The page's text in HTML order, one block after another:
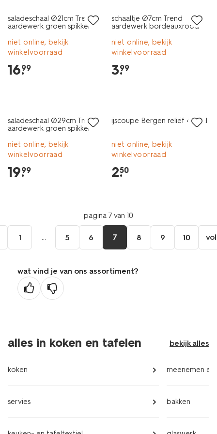
saladeschaal Ø21cm Trend
aardewerk groen spikkel
niet online, bekijk
winkelvoorraad
16.
99
schaaltje Ø7cm Trend
aardewerk bordeauxrood
niet online, bekijk
winkelvoorraad
3.
99
saladeschaal Ø29cm Trend
aardewerk groen spikkel
niet online, bekijk
winkelvoorraad
19.
99
ijscoupe Bergen reliëf 450ml
niet online, bekijk
winkelvoorraad
2.
50
pagina 7 van 10
1 ... 5 6 7 8 9 10
wat vind je van ons assortiment?
alles in koken en tafelen bekijk alles
koken
servies
meenemen en
bakken